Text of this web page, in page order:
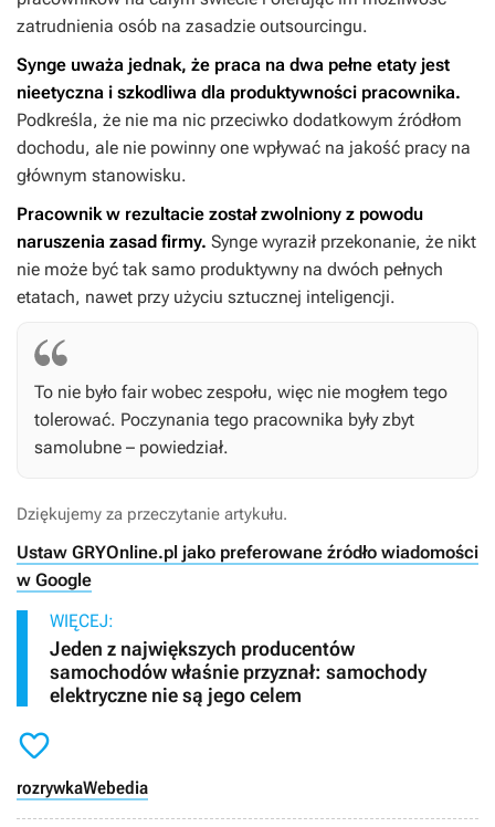
zatrudnienia osób na zasadzie outsourcingu.
Synge uważa jednak, że praca na dwa pełne etaty jest
nieetyczna i szkodliwa dla produktywności pracownika.
Podkreśla, że nie ma nic przeciwko dodatkowym źródłom
dochodu, ale nie powinny one wpływać na jakość pracy na
głównym stanowisku.
Pracownik w rezultacie został zwolniony z powodu
naruszenia zasad firmy. Synge wyraził przekonanie, że nikt
nie może być tak samo produktywny na dwóch pełnych
etatach, nawet przy użyciu sztucznej inteligencji.
To nie było fair wobec zespołu, więc nie mogłem tego
tolerować. Poczynania tego pracownika były zbyt
samolubne – powiedział.
Dziękujemy za przeczytanie artykułu.
Ustaw GRYOnline.pl jako preferowane źródło wiadomości
w Google
WIĘCEJ:
Jeden z największych producentów
samochodów właśnie przyznał: samochody
elektryczne nie są jego celem

rozrywkaWebedia